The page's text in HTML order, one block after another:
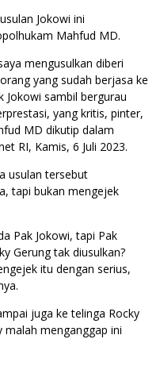
Jokowi ini
Mahfud MD.
mengusulkan diberi
yang sudah berjasa ke
Jokowi sambil bergurau
yang kritis, pinter,
MD dikutip dalam
RI, Kamis, 6 Juli 2023.
usulan tersebut
tapi bukan mengejek
Pak Jokowi, tapi Pak
Gerung tak diusulkan?
itu dengan serius,
juga ke telinga Rocky
malah menganggap ini